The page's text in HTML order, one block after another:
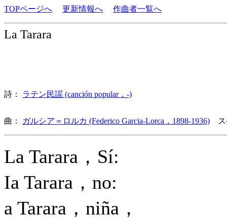
TOPページへ 更新情報へ 作曲者一覧へ
La Tarara
詩： ラテン民謡 (canción popular，-)
曲： ガルシア＝ロルカ (Federico Garcia-Lorca，1898-1936) ス
La Tarara，Sí:
Ia Tarara，no:
a Tarara，niña，